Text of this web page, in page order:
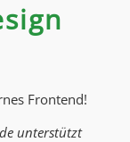
Frontend!
unterstützt